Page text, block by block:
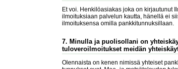
Et voi. Henkilöasiakas joka on kirjautunut
ilmoituksiaan palvelun kautta, hänellä ei
ilmoituksensa omilla pankkitunnuksillaan.
7. Minulla ja puolisollani on
tuloveroilmoitukset meidän
Olennaista on kenen nimissä yhteiset